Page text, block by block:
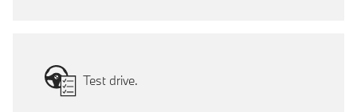
Test drive.